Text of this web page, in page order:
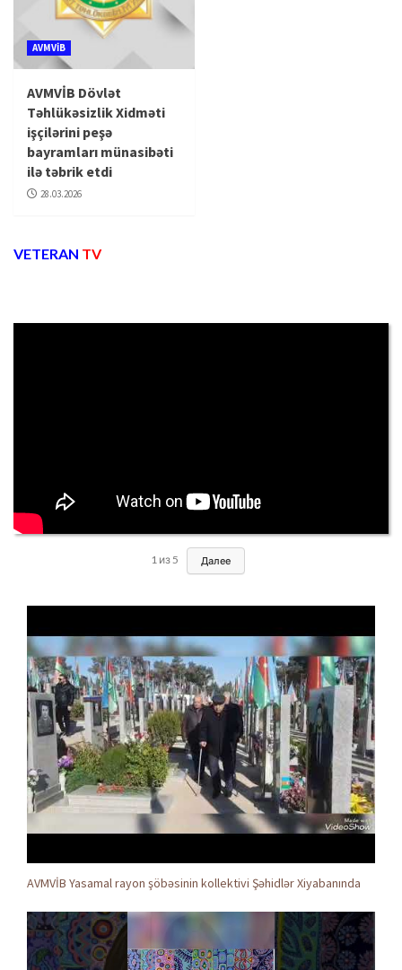
AVMVİB
AVMVİB Dövlət
Təhlükəsizlik Xidməti
işçilərini peşə
bayramları münasibəti
ilə təbrik etdi
28.03.2026
VETERAN TV
1 из 5 Далее
AVMVİB Yasamal rayon şöbəsinin kollektivi Şəhidlər Xiyabanında